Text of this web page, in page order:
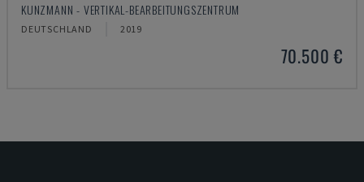
KUNZMANN - VERTIKAL-BEARBEITUNGSZENTRUM
DEUTSCHLAND 2019
70.500 €